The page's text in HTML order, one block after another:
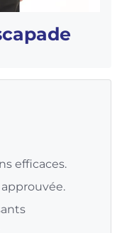
efficaces.